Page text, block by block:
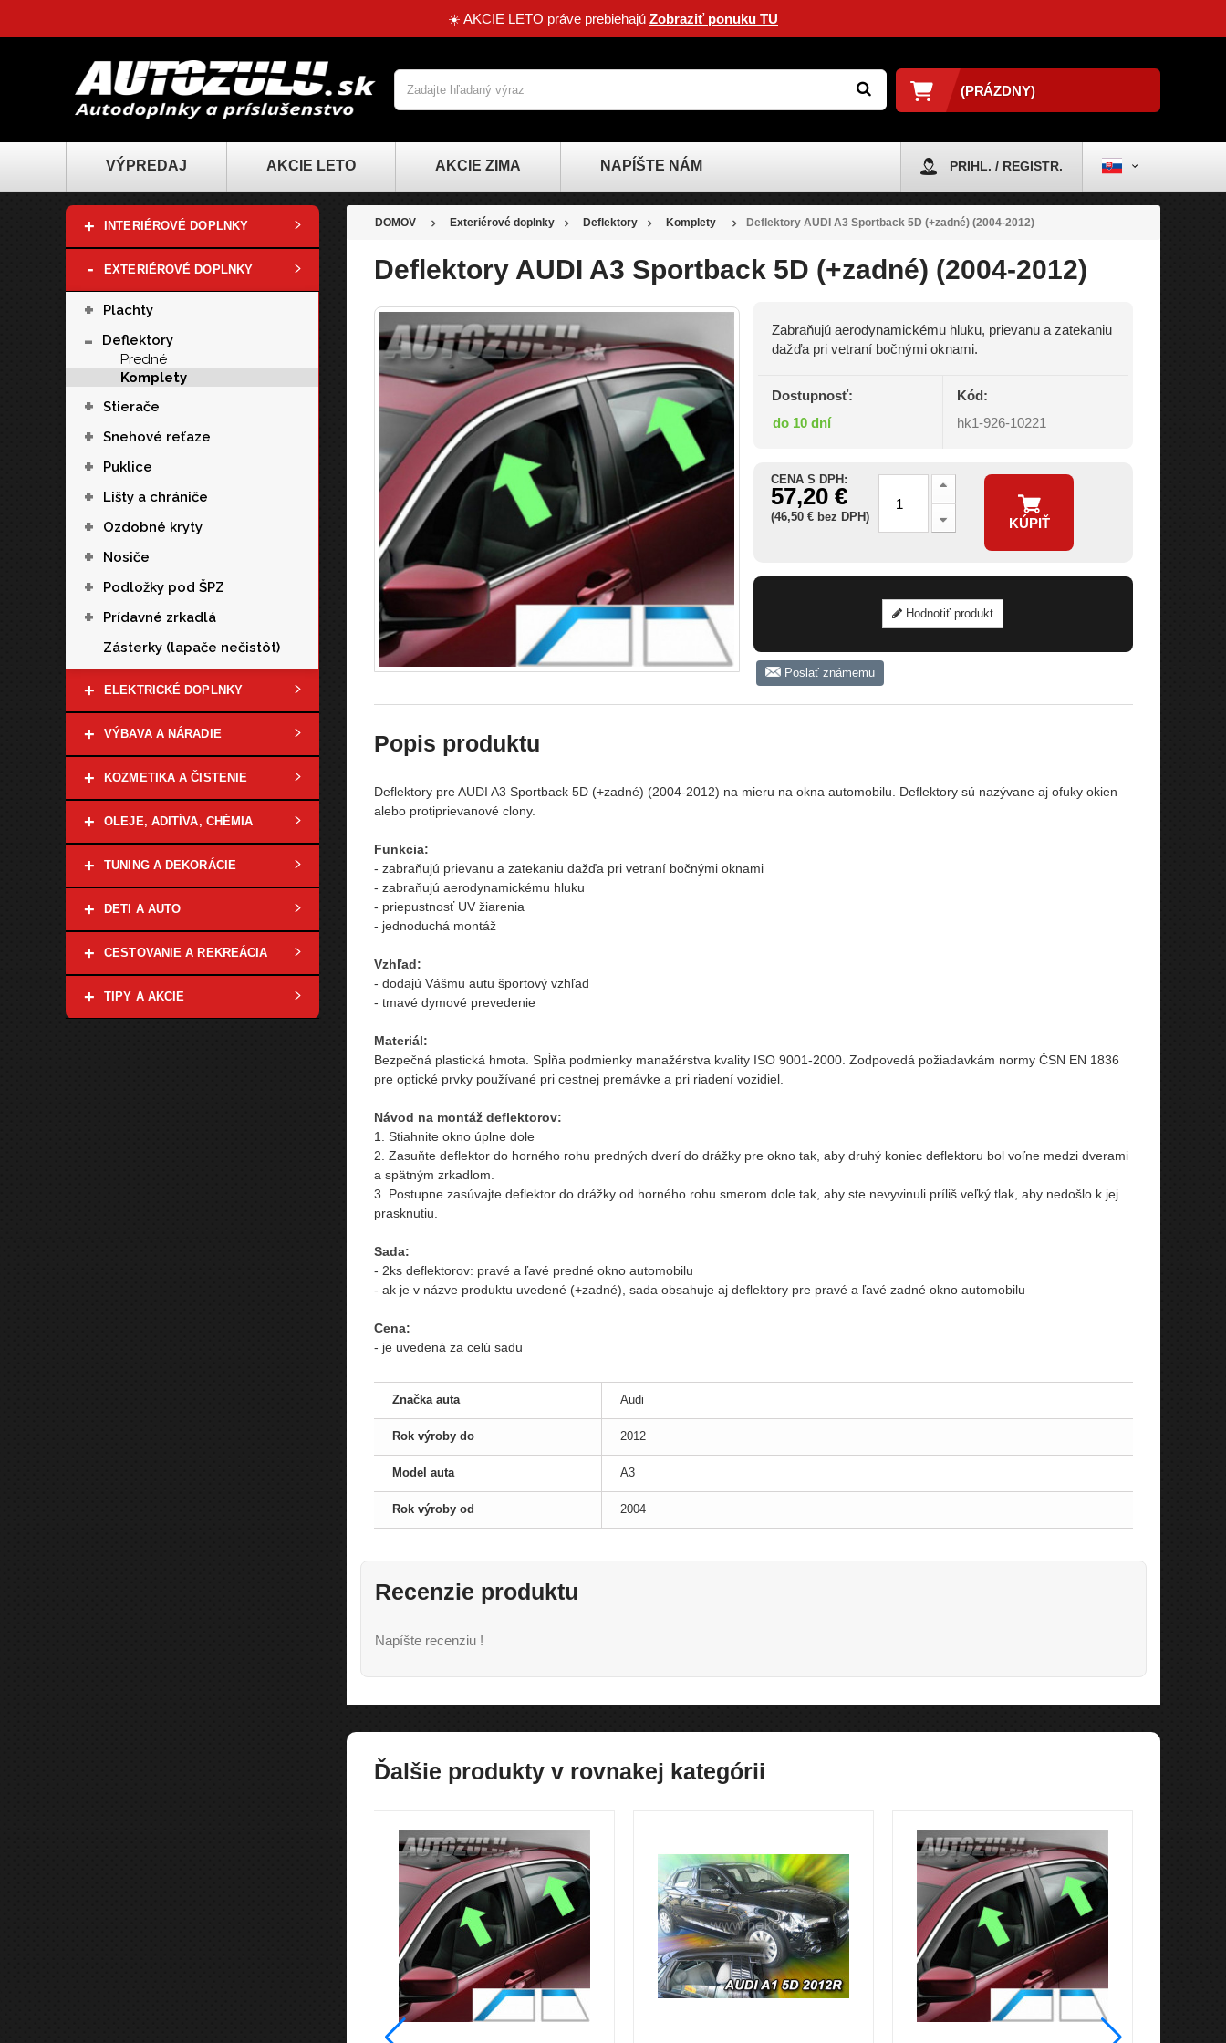
☀️ AKCIE LETO práve prebiehajú Zobraziť ponuku TU
(PRÁZDNY)
VÝPREDAJ AKCIE LETO AKCIE ZIMA NAPÍŠTE NÁM PRIHL. / REGISTR.
+ INTERIÉROVÉ DOPLNKY
- EXTERIÉROVÉ DOPLNKY
+ Plachty
-
Deflektory
Predné
Komplety
+ Stierače
+ Snehové reťaze
+ Puklice
+ Lišty a chrániče
+ Ozdobné kryty
+ Nosiče
+ Podložky pod ŠPZ
+
Prídavné zrkadlá
Zásterky (lapače nečistôt)
+ ELEKTRICKÉ DOPLNKY
+ VÝBAVA A NÁRADIE
+ KOZMETIKA A ČISTENIE
+ OLEJE, ADITÍVA, CHÉMIA
+ TUNING A DEKORÁCIE
+ DETI A AUTO
+ CESTOVANIE A REKREÁCIA
+ TIPY A AKCIE
DOMOV Exteriérové doplnky Deflektory Komplety Deflektory AUDI A3 Sportback 5D (+zadné) (2004-2012)
Deflektory AUDI A3 Sportback 5D (+zadné) (2004-2012)
Zabraňujú aerodynamickému hluku, prievanu a zatekaniu
dažďa pri vetraní bočnými oknami.
Dostupnosť:
do 10 dní
Kód:
hk1-926-10221
CENA S DPH:
57,20 €
(46,50 € bez DPH) KÚPIŤ
Hodnotiť produkt
Poslať známemu
Popis produktu
Deflektory pre AUDI A3 Sportback 5D (+zadné) (2004-2012) na mieru na okna automobilu. Deflektory sú nazývane aj ofuky okien
alebo protiprievanové clony.
Funkcia:
- zabraňujú prievanu a zatekaniu dažďa pri vetraní bočnými oknami
- zabraňujú aerodynamickému hluku
- priepustnosť UV žiarenia
- jednoduchá montáž
Vzhľad:
- dodajú Vášmu autu športový vzhľad
- tmavé dymové prevedenie
Materiál:
Bezpečná plastická hmota. Spĺňa podmienky manažérstva kvality ISO 9001-2000. Zodpovedá požiadavkám normy ČSN EN 1836
pre optické prvky používané pri cestnej premávke a pri riadení vozidiel.
Návod na montáž deflektorov:
1. Stiahnite okno úplne dole
2. Zasuňte deflektor do horného rohu predných dverí do drážky pre okno tak, aby druhý koniec deflektoru bol voľne medzi dverami
a spätným zrkadlom.
3. Postupne zasúvajte deflektor do drážky od horného rohu smerom dole tak, aby ste nevyvinuli príliš veľký tlak, aby nedošlo k jej
prasknutiu.
Sada:
- 2ks deflektorov: pravé a ľavé predné okno automobilu
- ak je v názve produktu uvedené (+zadné), sada obsahuje aj deflektory pre pravé a ľavé zadné okno automobilu
Cena:
- je uvedená za celú sadu
Značka auta Audi
Rok výroby do 2012
Model auta A3
Rok výroby od 2004
Recenzie produktu
Napíšte recenziu !
Ďalšie produkty v rovnakej kategórii